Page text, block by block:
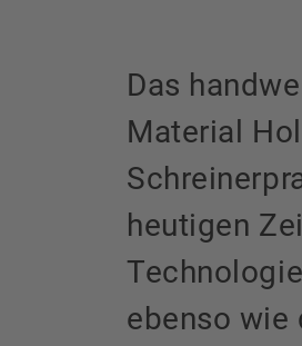
Das
Material
heutigen
ebenso wie